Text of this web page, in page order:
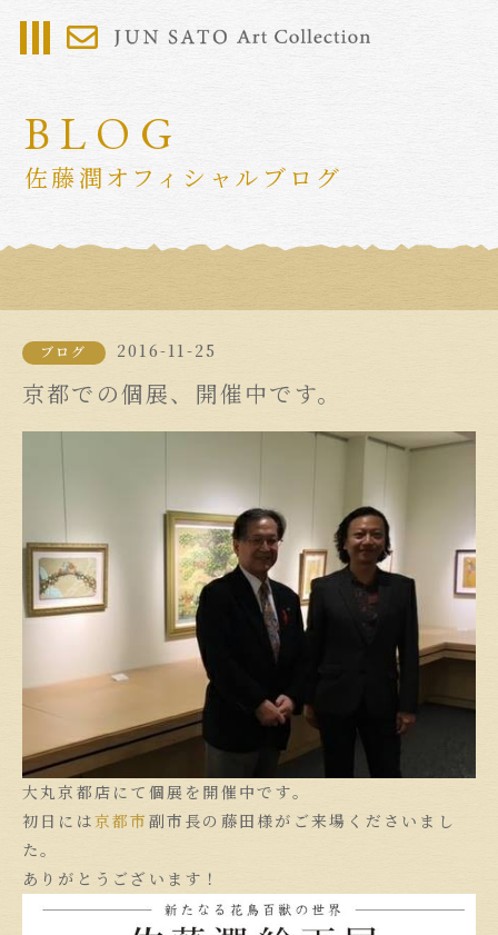
BLOG
佐藤潤オフィシャルブログ
ブログ 2016-11-25
京都での個展、開催中です。
大丸京都店にて個展を開催中です。
初日には京都市 副市長の藤田様がご来場くださいまし
た。
ありがとうございます！